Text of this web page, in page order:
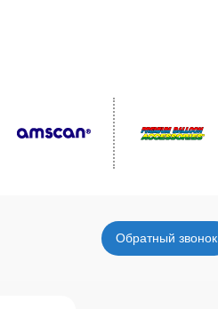
Обратный звонок